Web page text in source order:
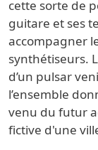
cette sorte de
guitare et ses
accompagner
synthétiseurs.
d’un pulsar
l’ensemble
venu du futur
fictive d'une